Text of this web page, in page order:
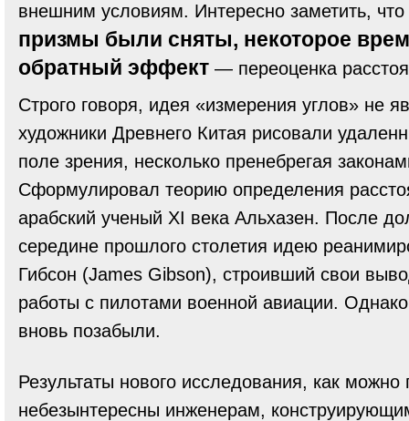
внешним условиям. Интересно заметить, что
призмы были сняты, некоторое
обратный эффект — переоценка
Строго говоря, идея «измерения углов» не
художники Древнего Китая рисовали
поле зрения, несколько пренебрегая
Сформулировал теорию определения
арабский ученый XI века Альхазен. После
середине прошлого столетия идею
Гибсон (James Gibson), строивший свои
работы с пилотами военной авиации.
вновь позабыли.
Результаты нового исследования, как
небезынтересны инженерам,